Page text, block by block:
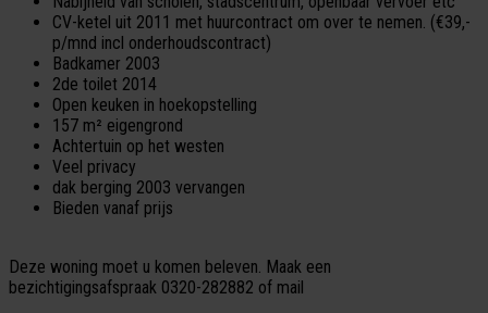
CV-ketel uit 2011 met huurcontract om over te nemen. (€39,-
p/mnd incl onderhoudscontract)
Badkamer 2003
2de toilet 2014
Open keuken in hoekopstelling
157 m² eigengrond
Achtertuin op het westen
Veel privacy
dak berging 2003 vervangen
Bieden vanaf prijs
Deze woning moet u komen beleven. Maak een
bezichtigingsafspraak 0320-282882 of mail